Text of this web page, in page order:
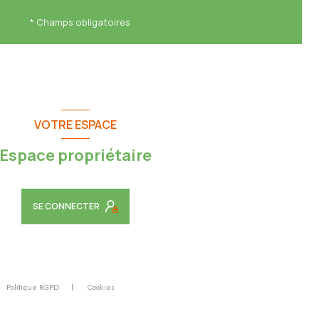
* Champs obligatoires
VOTRE ESPACE
Espace propriétaire
SE CONNECTER
Politique RGPD Cookies